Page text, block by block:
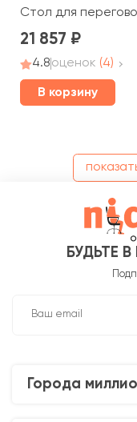
Стол для
21 857
4.8оценок (4)
В корзину
БУДЬТЕ
Города